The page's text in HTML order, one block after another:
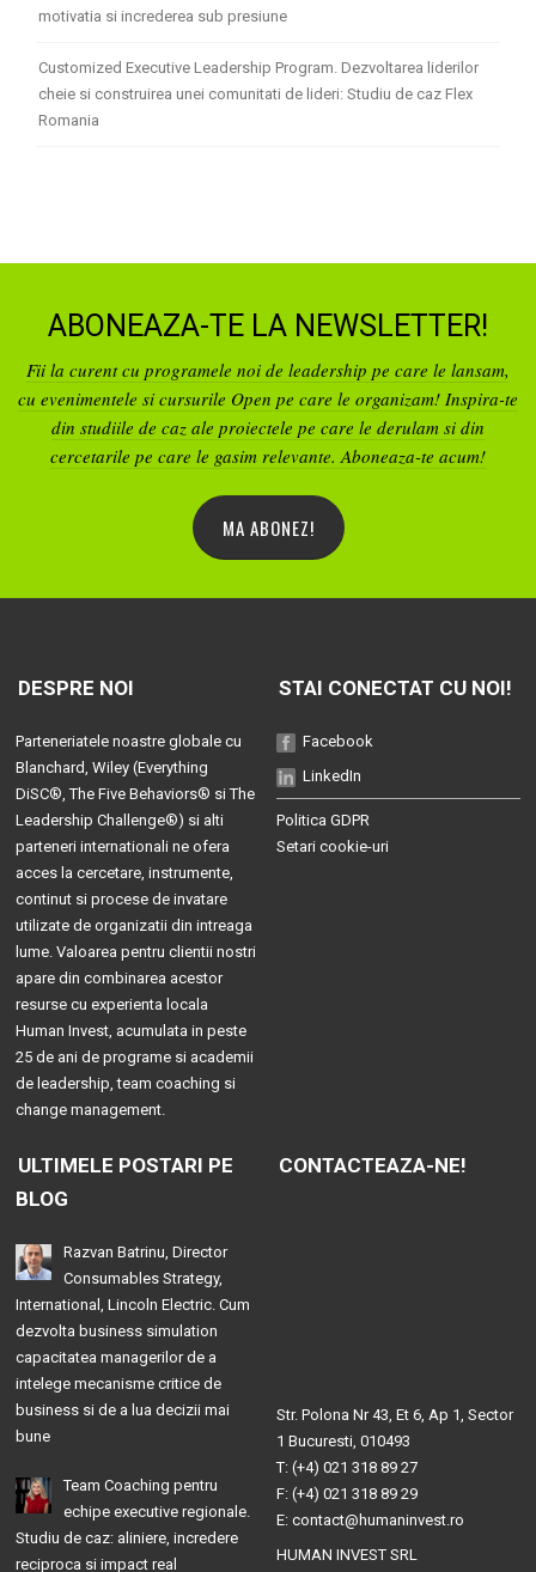
motivatia si increderea sub presiune
Customized Executive Leadership Program. Dezvoltarea liderilor
cheie si construirea unei comunitati de lideri: Studiu de caz Flex
Romania
ABONEAZA-TE LA NEWSLETTER!
Fii la curent cu programele noi de leadership pe care le lansam,
cu evenimentele si cursurile Open pe care le organizam! Inspira-te
din studiile de caz ale proiectele pe care le derulam si din
cercetarile pe care le gasim relevante. Aboneaza-te acum!
MA ABONEZ!
DESPRE NOI
Parteneriatele noastre globale cu
Blanchard , Wiley (Everything
DiSC® ,The Five Behaviors® siThe
Leadership Challenge®) si alti
parteneri internationali ne ofera
acces la cercetare, instrumente,
continut si procese de invatare
utilizate de organizatii din intreaga
lume. Valoarea pentru clientii nostri
apare din combinarea acestor
resurse cu experienta locala
Human Invest, acumulata in peste
25 de ani de programe si academii
de leadership, team coaching si
change management.
STAI CONECTAT CU NOI!
Facebook
LinkedIn
Politica GDPR
Setari cookie-uri
ULTIMELE POSTARI PE
BLOG
Razvan Batrinu, Director
Consumables Strategy,
International, Lincoln Electric. Cum
dezvolta business simulation
capacitatea managerilor de a
intelege mecanisme critice de
business si de a lua decizii mai
bune
Team Coaching pentru
echipe executive regionale.
Studiu de caz: aliniere, incredere
reciproca si impact real
CONTACTEAZA-NE!
Str. Polona Nr 43, Et 6, Ap 1, Sector
1 Bucuresti, 010493
T: (+4) 021 318 89 27
F: (+4) 021 318 89 29
E: contact@humaninvest.ro
HUMAN INVEST SRL